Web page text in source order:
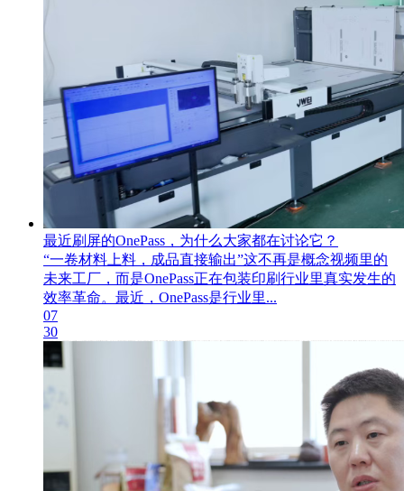
最近刷屏的OnePass，为什么大家都在讨论它？
“一卷材料上料，成品直接输出”这不再是概念视频里的
未来工厂，而是OnePass正在包装印刷行业里真实发生的
效率革命。最近，OnePass是行业里...
07
30